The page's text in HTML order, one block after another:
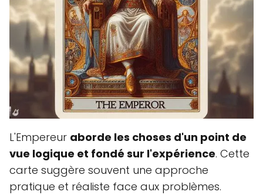
L'Empereur aborde les choses d'un point de
vue logique et fondé sur l'expérience. Cette
carte suggère souvent une approche
pratique et réaliste face aux problèmes.